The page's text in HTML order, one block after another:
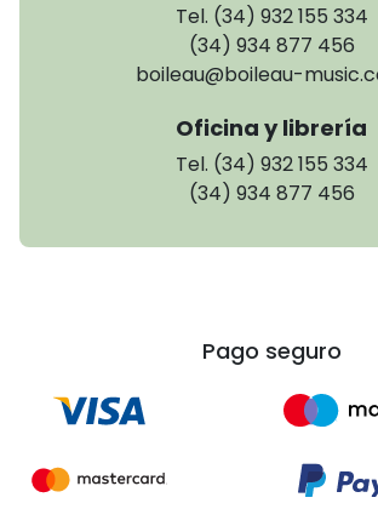
Tel. (34) 932 155 334
(34) 934 877 456
boileau@boileau-
Oficina y librería
Tel. (34) 932 155 334
(34) 934 877 456
Pago seguro